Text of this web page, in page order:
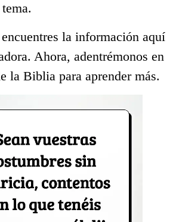
la información aquí
Ahora, adentrémonos en
la Biblia para aprender más.